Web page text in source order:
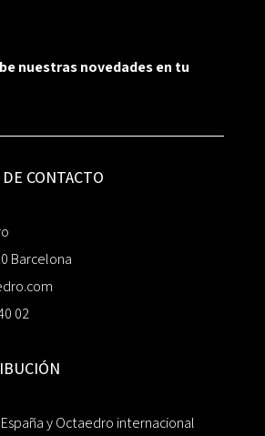
nuestras novedades en tu
CONTACTO
Barcelona
02
y Octaedro internacional